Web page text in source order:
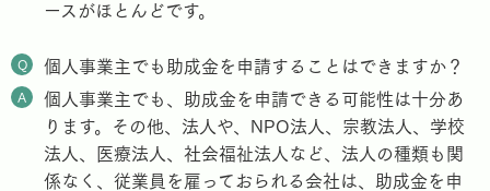
ースがほとんどです。
Q 個人事業主でも助成金を申請することはできますか？
A
個人事業主でも、助成金を申請できる可能性は十分あ
ります。その他、法人や、NPO法人、宗教法人、学校
法人、医療法人、社会福祉法人など、法人の種類も関
係なく、従業員を雇っておられる会社は、助成金を申